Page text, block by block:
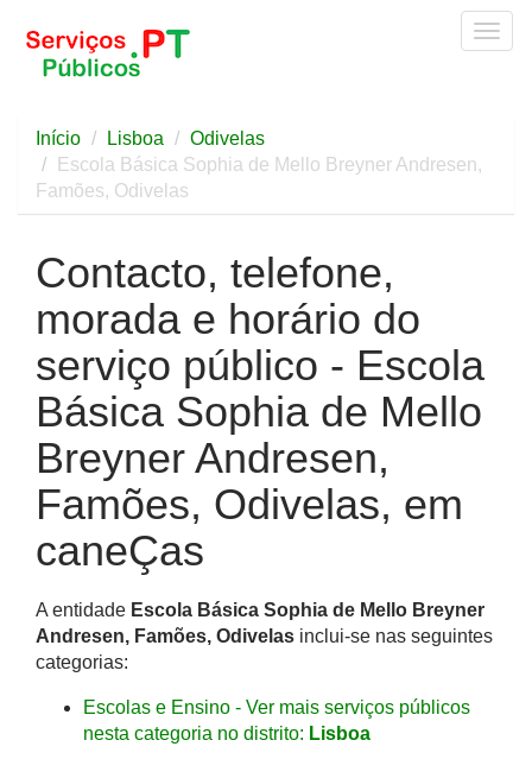
Início Lisboa
Odivelas
Escola Básica Sophia de Mello Breyner Andresen,
Famões, Odivelas
Contacto, telefone,
morada e horário do
serviço público - Escola
Básica Sophia de Mello
Breyner Andresen,
Famões, Odivelas, em
caneÇas
A entidade Escola Básica Sophia de Mello Breyner
Andresen, Famões, Odivelas inclui-se nas seguintes
categorias:
Escolas e Ensino - Ver mais serviços públicos
nesta categoria no distrito: Lisboa